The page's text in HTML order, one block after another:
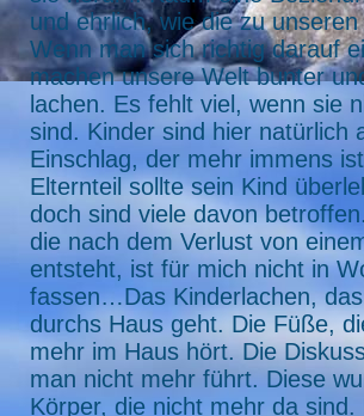
und ehrlich, wie die zu unseren
Wenn man sich richtig darauf
machen unsere Welt bunter
lachen. Es fehlt viel, wenn sie
sind. Kinder sind hier natürlich
Einschlag, der mehr immens
Elternteil sollte sein Kind
doch sind viele davon
die nach dem Verlust von
entsteht, ist für mich nicht in
fassen…Das Kinderlachen,
durchs Haus geht. Die Füße,
mehr im Haus hört. Die
man nicht mehr führt. Diese
Körper, die nicht mehr da sind.